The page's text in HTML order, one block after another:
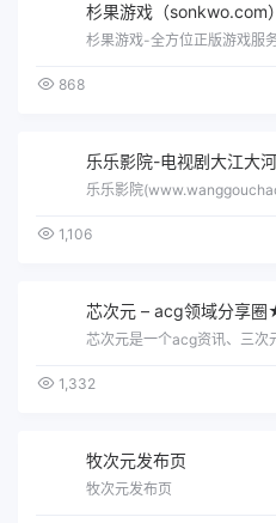
杉果游戏（sonkwo.com
868
乐乐影院-电视剧大江大
1,106
芯次元 – acg领域分享
1,332
牧次元发布页
牧次元发布页